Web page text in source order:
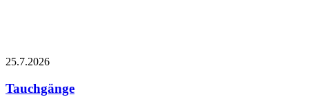
25.7.2026
Tauchgänge